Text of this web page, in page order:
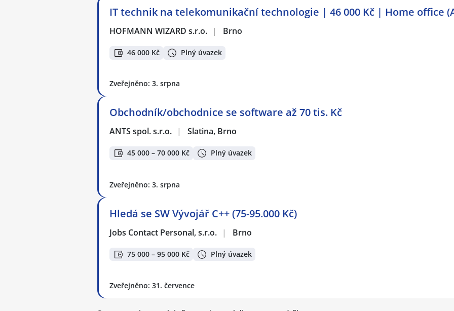
IT technik na telekomunikační technologie | 46 000 Kč | Home office
HOFMANN WIZARD s.r.o. | Brno
46 000 Kč Plný úvazek
Zveřejněno: 3. srpna
Obchodník/obchodnice se software až 70 tis. Kč
ANTS spol. s.r.o. | Slatina, Brno
45 000 – 70 000 Kč Plný úvazek
Zveřejněno: 3. srpna
Hledá se SW Vývojář C++ (75-95.000 Kč)
Jobs Contact Personal, s.r.o. | Brno
75 000 – 95 000 Kč Plný úvazek
Zveřejněno: 31. července